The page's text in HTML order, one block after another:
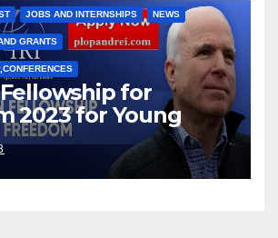
JOBS AND INTERNSHIPS NEWS
GRANTS
for
2023 for Young